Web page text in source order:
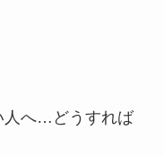
人へ…どうすれば